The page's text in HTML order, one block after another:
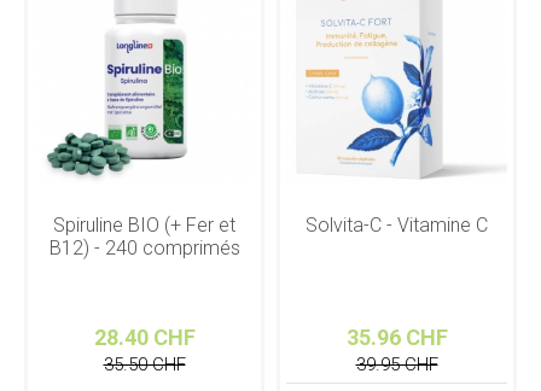
Spiruline BIO (+ Fer et
B12) - 240 comprimés
28.40 CHF
35.50 CHF
Solvita-C - Vitamine C
35.96 CHF
39.95 CHF